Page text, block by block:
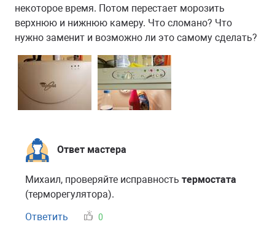
некоторое время. Потом перестает морозить
верхнюю и нижнюю камеру. Что сломано? Что
нужно заменит и возможно ли это самому сделать?
Ответ мастера
Михаил, проверяйте исправность термостата
(терморегулятора).
Ответить
0